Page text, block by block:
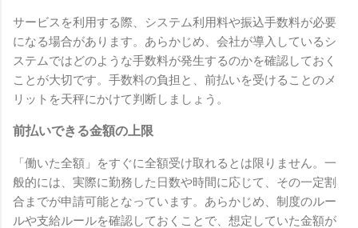
サービスを利用する際、システム利用料や振込手数料が必要
になる場合があります。あらかじめ、会社が導入しているシ
ステムではどのような手数料が発生するのかを確認しておく
ことが大切です。手数料の負担と、前払いを受けることのメ
リットを天秤にかけて判断しましょう。
前払いできる金額の上限
「働いた全額」をすぐに全額受け取れるとは限りません。一
般的には、実際に勤務した日数や時間に応じて、その一定割
合までが申請可能となっています。あらかじめ、制度のルー
ルや支給ルールを確認しておくことで、想定していた金額が